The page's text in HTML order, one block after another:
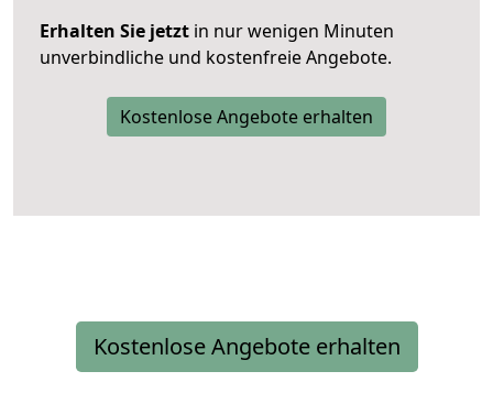
Erhalten Sie jetzt in nur wenigen Minuten
unverbindliche und kostenfreie Angebote.
Kostenlose Angebote erhalten
Kostenlose Angebote erhalten